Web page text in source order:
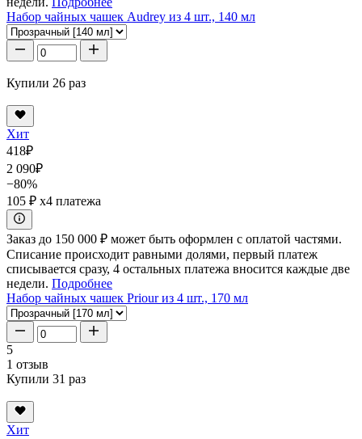
Набор чайных чашек Audrey из 4 шт., 140 мл
Купили 26 раз
Хит
418₽
2 090₽
−80%
105 ₽ x4 платежа
Заказ до 150 000 ₽ может быть оформлен с оплатой частями.
Списание происходит равными долями, первый платеж
списывается сразу, 4 остальных платежа вносится каждые две
недели. Подробнее
Набор чайных чашек Priour из 4 шт., 170 мл
5
1 отзыв
Купили 31 раз
Хит